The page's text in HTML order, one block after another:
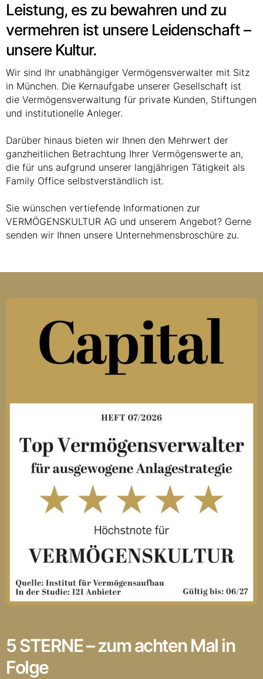
Leistung, es zu bewahren und zu
vermehren ist unsere Leidenschaft –
unsere Kultur.
Wir sind Ihr unabhängiger Vermögensverwalter mit Sitz
in München. Die Kernaufgabe unserer Gesellschaft ist
die Vermögensverwaltung für private Kunden, Stiftungen
und institutionelle Anleger.
Darüber hinaus bieten wir Ihnen den Mehrwert der
ganzheitlichen Betrachtung Ihrer Vermögenswerte an,
die für uns aufgrund unserer langjährigen Tätigkeit als
Family Office selbstverständlich ist.
Sie wünschen vertiefende Informationen zur
VERMÖGENSKULTUR AG und unserem Angebot? Gerne
senden wir Ihnen unsere Unternehmensbroschüre zu.
5 STERNE – zum achten Mal in
Folge